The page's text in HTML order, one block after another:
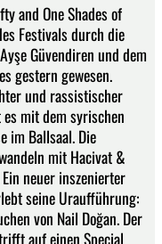
and One Shades of
Festivals durch die
Güvendiren und dem
gestern gewesen.
und rassistischer
mit dem syrischen
mit Hacivat &
neuer inszenierter
seine Uraufführung:
von Nail Doğan. Der
auf einen Special